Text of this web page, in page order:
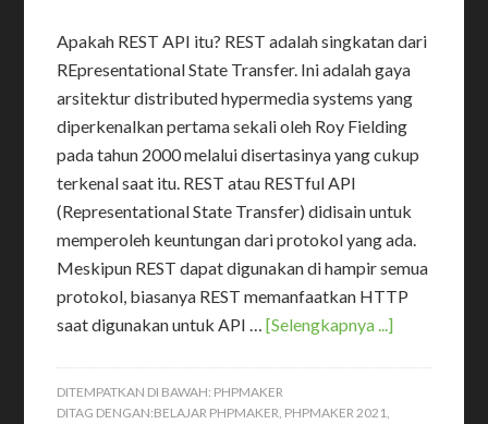
Apakah REST API itu? REST adalah singkatan dari
REpresentational State Transfer. Ini adalah gaya
arsitektur distributed hypermedia systems yang
diperkenalkan pertama sekali oleh Roy Fielding
pada tahun 2000 melalui disertasinya yang cukup
terkenal saat itu. REST atau RESTful API
(Representational State Transfer) didisain untuk
memperoleh keuntungan dari protokol yang ada.
Meskipun REST dapat digunakan di hampir semua
protokol, biasanya REST memanfaatkan HTTP
saat digunakan untuk API …[Selengkapnya ...]
DITEMPATKAN DI BAWAH: PHPMAKER
DITAG DENGAN:BELAJAR PHPMAKER, PHPMAKER 2021,